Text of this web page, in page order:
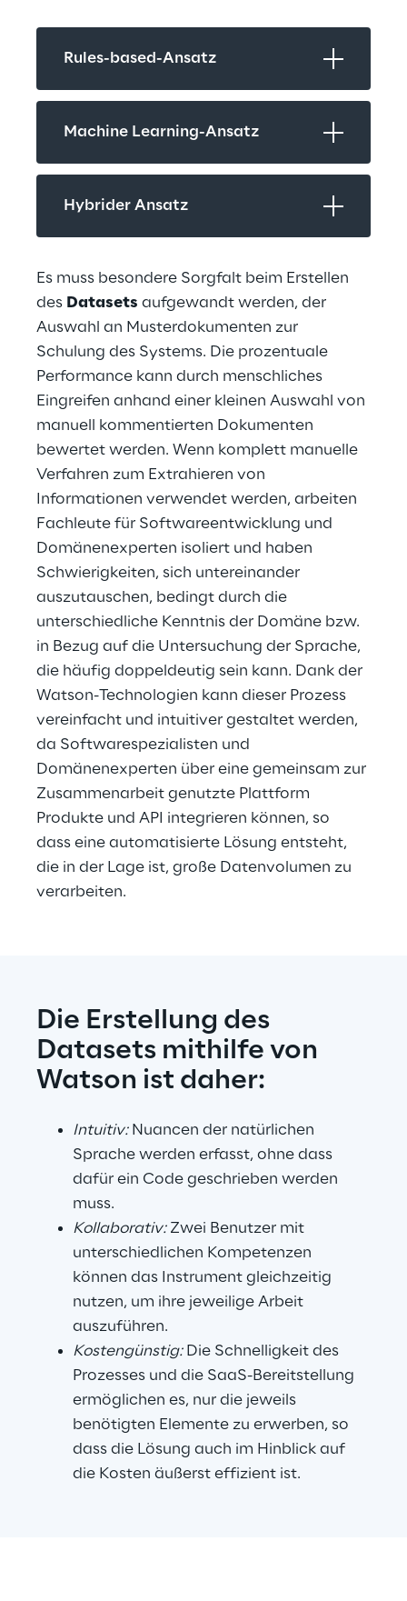
Rules-based-Ansatz
Machine Learning-Ansatz
Hybrider Ansatz
Es muss besondere Sorgfalt beim Erstellen
des Datasets aufgewandt werden, der
Auswahl an Musterdokumenten zur
Schulung des Systems. Die prozentuale
Performance kann durch menschliches
Eingreifen anhand einer kleinen Auswahl von
manuell kommentierten Dokumenten
bewertet werden. Wenn komplett manuelle
Verfahren zum Extrahieren von
Informationen verwendet werden, arbeiten
Fachleute für Softwareentwicklung und
Domänenexperten isoliert und haben
Schwierigkeiten, sich untereinander
auszutauschen, bedingt durch die
unterschiedliche Kenntnis der Domäne bzw.
in Bezug auf die Untersuchung der Sprache,
die häufig doppeldeutig sein kann. Dank der
Watson-Technologien kann dieser Prozess
vereinfacht und intuitiver gestaltet werden,
da Softwarespezialisten und
Domänenexperten über eine gemeinsam zur
Zusammenarbeit genutzte Plattform
Produkte und API integrieren können, so
dass eine automatisierte Lösung entsteht,
die in der Lage ist, große Datenvolumen zu
verarbeiten.
Die Erstellung des
Datasets mithilfe von
Watson ist daher:
Intuitiv: Nuancen der natürlichen
Sprache werden erfasst, ohne dass
dafür ein Code geschrieben werden
muss.
Kollaborativ: Zwei Benutzer mit
unterschiedlichen Kompetenzen
können das Instrument gleichzeitig
nutzen, um ihre jeweilige Arbeit
auszuführen.
Kostengünstig: Die Schnelligkeit des
Prozesses und die SaaS-Bereitstellung
ermöglichen es, nur die jeweils
benötigten Elemente zu erwerben, so
dass die Lösung auch im Hinblick auf
die Kosten äußerst effizient ist.